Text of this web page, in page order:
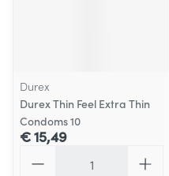
Durex
Durex Thin Feel Extra Thin
Condoms 10
€ 15,49